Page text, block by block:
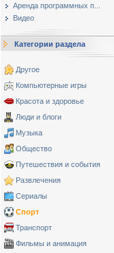
Аренда программных п...
Видео
Категории раздела
Другое
Компьютерные игры
Красота и здоровье
Люди и блоги
Музыка
Общество
Путешествия и события
Развлечения
Сериалы
Спорт
Транспорт
Фильмы и анимация